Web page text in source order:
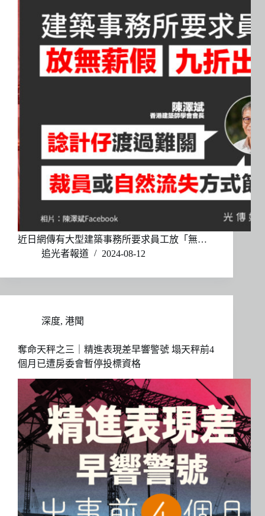
近日網傳有大型建築事務所要求員工放「無…
追光者報道
2024-08-12
深度, 港聞
奪命天秤之三｜精進表現差早響警號 塌天秤前4
個月已遭房委會暫停投標資格